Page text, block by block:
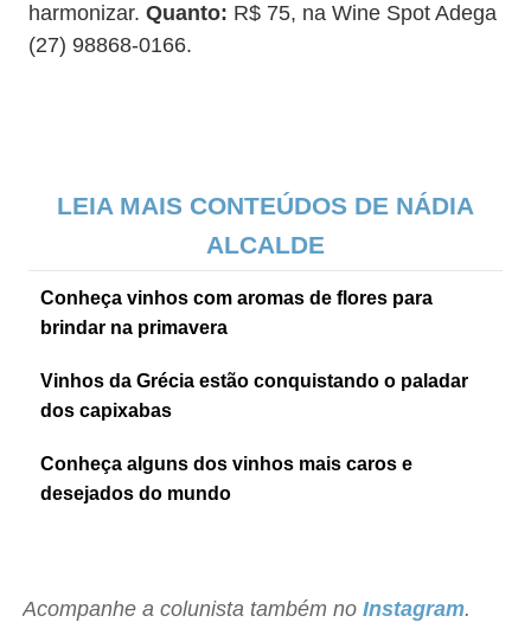
harmonizar.Quanto: R$ 75, na Wine Spot Adega
(27) 98868-0166.
LEIA MAIS CONTEÚDOS DE NÁDIA
ALCALDE
Conheça vinhos com aromas de flores para
brindar na primavera
Vinhos da Grécia estão conquistando o paladar
dos capixabas
Conheça alguns dos vinhos mais caros e
desejados do mundo
Acompanhe a colunista também noInstagram.